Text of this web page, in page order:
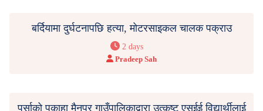
बर्दियामा दुर्घटनापछि हत्या, मोटरसाइकल चालक पक्राउ
2 days
Pradeep Sah
पर्साको पकाहा मैनपुर गाउँपालिकाद्वारा उत्कृष्ट एसईई विद्यार्थीलाई